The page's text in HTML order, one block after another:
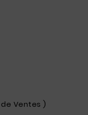
de Ventes )